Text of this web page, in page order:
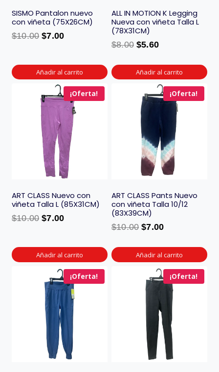
SISMO Pantalon nuevo
con viñeta (75X26CM)
$10.00 $7.00
Añadir al carrito
ALL IN MOTION K Legging
Nueva con viñeta Talla L
(78X31CM)
$8.00 $5.60
Añadir al carrito
¡Oferta!
ART CLASS Nuevo con
viñeta Talla L (85X31CM)
$10.00 $7.00
Añadir al carrito
¡Oferta!
ART CLASS Pants Nuevo
con viñeta Talla 10/12
(83X39CM)
$10.00 $7.00
Añadir al carrito
¡Oferta! ¡Oferta!